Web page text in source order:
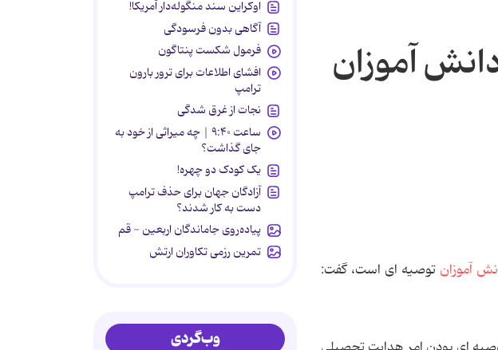
آموزان
‌آموزان توصیه ‌ای است، گفت:
اوکراین سند منگوله‌دار آمریکا!
آگاهی بدون فرسودگی
فرمول شکست پنتاگون
افشای اطلاعات برای ترور بارون
ترامپ
نجات از غرق شدگی
ساعت ۹:۴۰ | چه میراثی از خود به
جای گذاشت؟
یک کودک دو چهره!
آزادگان جهان برای حذف ترامپ
دست به کار شدند؟
پیاده‌روی جاماندگان اربعین - قم
تمرین رزمی تکاوران ارتش
وب‌گردی